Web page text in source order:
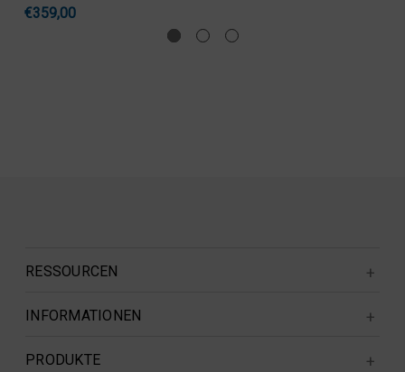
RESSOURCEN
INFORMATIONEN
PRODUKTE